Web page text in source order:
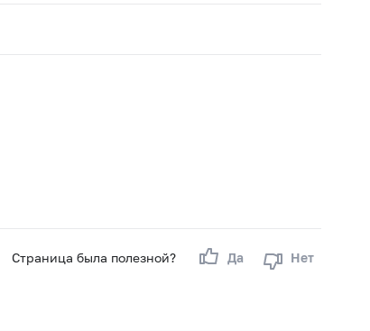
Страница была полезной? Да Нет